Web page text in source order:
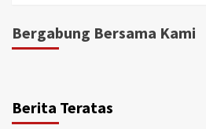
Bergabung Bersama Kami
Berita Teratas